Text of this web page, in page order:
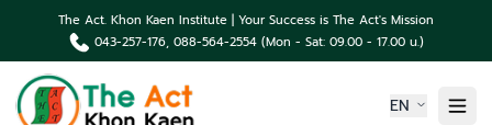
The Act. Khon Kaen Institute | Your Success is The Act's Mission
043-257-176, 088-564-2554 (Mon - Sat: 09.00 - 17.00 น.)
EN